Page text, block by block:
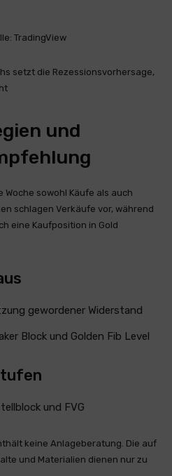
TradingView
setzt die Rezessionsvorhersage,
und
sowohl Käufe als auch
schlagen Verkäufe vor, während
eine Kaufposition in Gold
gewordener Widerstand
Block und Golden Fib Level
und FVG
keine Anlageberatung. Die auf
und Materialien dienen nur zu